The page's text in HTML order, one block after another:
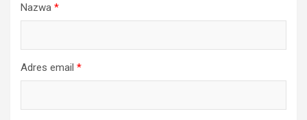
Nazwa *
Adres email *